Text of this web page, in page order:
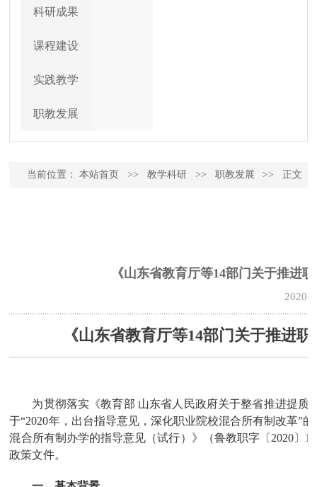
科研成果
课程建设
实践教学
职教发展
当前位置： 本站首页 >> 教学科研 >> 职教发展 >> 正文
《山东省教育厅等14部门关于推进
2020-
《山东省教育厅等14部门关于推进
为贯彻落实《教育部 山东省人民政府关于整省推进提质
于“2020年，出台指导意见，深化职业院校混合所有制改革”
混合所有制办学的指导意见（试行）》（鲁教职字〔2020〕
政策文件。